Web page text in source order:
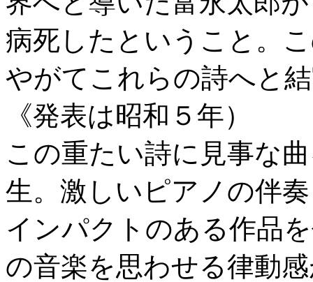
病死したということ。
やがてこれらの詩へと
《発表は昭和５年）
この重たい詩に見事な
生。激しいピアノの伴
インパクトのある作品
の音楽を思わせる律動